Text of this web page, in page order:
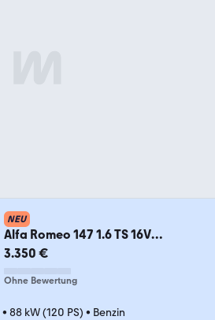
NEU
Alfa Romeo 147 1.6 TS 16V
Progression*Tüv&Inspektion Neu*
3.350 €
Ohne Bewertung
• 88 kW (120 PS) • Benzin